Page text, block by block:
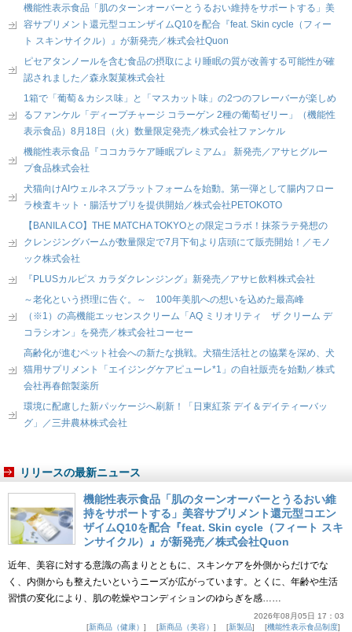
機能性表示食品「肌のターンオーバーとうるおい維持をサポートする」美
容サプリメント還元型コエンザイムQ10を配合『feat. Skin cycle（フィー
ト スキンサイクル）』が新発売／株式会社Quon
ピセアタンノールを含む食品の摂取により睡眠の質が改善する可能性が確
認されました／森永製菓株式会社
1箱で「葡萄＆カシス味」と「マスカット味」の2つのフレーバーが楽しめ
るファンケル「ディープチャージ コラーゲン 2種の葡萄ゼリー」（機能性
表示食品）8月18日（火）数量限定発売／株式会社ファンケル
機能性表示食品『ココカラケア睡眠プレミアム』 新発売／アサヒグルー
プ食品株式会社
犬猫向けAIウェルネスプラットフォームを始動。第一弾として腸内フロー
ラ検査キット・腸活サプリを提供開始／株式会社PETOKOTO
【BANILA CO】THE MATCHA TOKYOとの限定コラボ！抹茶ラテ発想の
クレンジングバームが数量限定で7月下旬より店頭にて販売開始！／モノ
ック株式会社
『PLUSカルピス カラダクレンジング』新発売／アサヒ飲料株式会社
～老化という摂理に告ぐ。～ 100年美肌への想いを込めた最高峰
（※1）の高機能エッセンスクリーム「AQ ミリオリティ ザ クリーム デ
コラシオン」を発売／株式会社コーセー
高齢化が進むペット社会への新たな挑戦。犬猫生活社との協業を深め、犬
猫用サプリメント「エイジングケアピューレ*1」の自社販売を始動／株式
会社再春館製薬所
環境に配慮した新パッケージへ刷新！「日東紅茶 デイ＆デイティーバッ
グ」／三井農林株式会社
リリースの最新ニュース
機能性表示食品「肌のターンオーバーとうるおい維
持をサポートする」美容サプリメント還元型コエン
ザイムQ10を配合『feat. Skin cycle（フィート スキ
ンサイクル）』が新発売／株式会社Quon
近年、美容に対する意識の高まりとともに、スキンケアを外側からだけでな
く、内側からも整えたいというニーズが広がっています。とくに、年齢や生活
習慣の変化により、肌の乾燥やコンディションのゆらぎを感……
2026年08月05日 17：03
新商品（健康）
新商品（美容） 新製品 機能性表示食品制度